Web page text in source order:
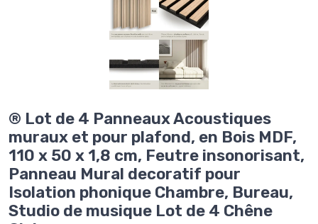
® Lot de 4 Panneaux Acoustiques
muraux et pour plafond, en Bois MDF,
110 x 50 x 1,8 cm, Feutre insonorisant,
Panneau Mural decoratif pour
Isolation phonique Chambre, Bureau,
Studio de musique Lot de 4 Chêne